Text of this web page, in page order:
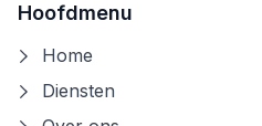
Hoofdmenu
Home
Diensten